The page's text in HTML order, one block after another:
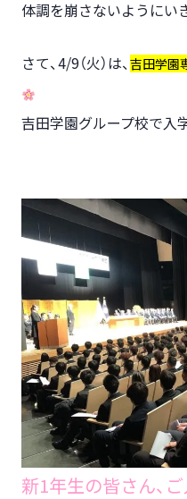
体調を崩さないようにい
さて、4/9（火）は、 吉田学園
吉田学園グループ校で入
新1年生の皆さん、